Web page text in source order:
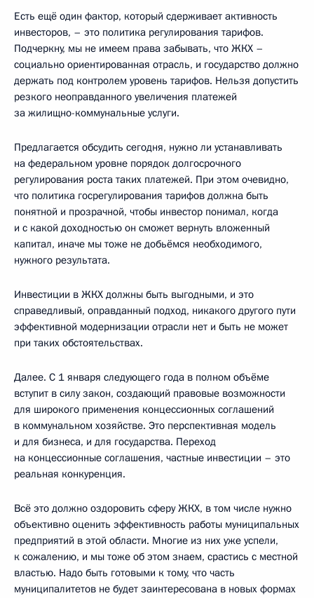
Есть ещё один фактор, который сдерживает активность
инвесторов, – это политика регулирования тарифов.
Подчеркну, мы не имеем права забывать, что ЖКХ –
социально ориентированная отрасль, и государство должно
держать под контролем уровень тарифов. Нельзя допустить
резкого неоправданного увеличения платежей
за жилищно-коммунальные услуги.
Предлагается обсудить сегодня, нужно ли устанавливать
на федеральном уровне порядок долгосрочного
регулирования роста таких платежей. При этом очевидно,
что политика госрегулирования тарифов должна быть
понятной и прозрачной, чтобы инвестор понимал, когда
и с какой доходностью он сможет вернуть вложенный
капитал, иначе мы тоже не добьёмся необходимого,
нужного результата.
Инвестиции в ЖКХ должны быть выгодными, и это
справедливый, оправданный подход, никакого другого пути
эффективной модернизации отрасли нет и быть не может
при таких обстоятельствах.
Далее. С 1 января следующего года в полном объёме
вступит в силу закон, создающий правовые возможности
для широкого применения концессионных соглашений
в коммунальном хозяйстве. Это перспективная модель
и для бизнеса, и для государства. Переход
на концессионные соглашения, частные инвестиции – это
реальная конкуренция.
Всё это должно оздоровить сферу ЖКХ, в том числе нужно
объективно оценить эффективность работы муниципальных
предприятий в этой области. Многие из них уже успели,
к сожалению, и мы тоже об этом знаем, срастись с местной
властью. Надо быть готовыми к тому, что часть
муниципалитетов не будет заинтересована в новых формах